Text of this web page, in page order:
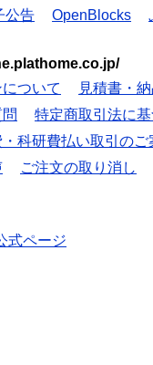
公告 OpenBlocks
ついて
見積書・
特定商取引法に
科研費払い取引のご
ご注文の取り消し
式ページ